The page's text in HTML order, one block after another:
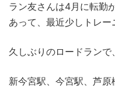
ラン友さんは4月に転勤
あって、最近少しトレー
久しぶりのロードランで
新今宮駅、今宮駅、芦